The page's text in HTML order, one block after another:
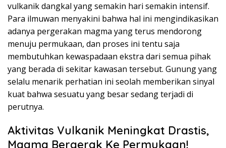
vulkanik dangkal yang semakin hari semakin intensif.
Para ilmuwan menyakini bahwa hal ini mengindikasikan
adanya pergerakan magma yang terus mendorong
menuju permukaan, dan proses ini tentu saja
membutuhkan kewaspadaan ekstra dari semua pihak
yang berada di sekitar kawasan tersebut. Gunung yang
selalu menarik perhatian ini seolah memberikan sinyal
kuat bahwa sesuatu yang besar sedang terjadi di
perutnya.
Aktivitas Vulkanik Meningkat Drastis,
Magma Bergerak Ke Permukaan!